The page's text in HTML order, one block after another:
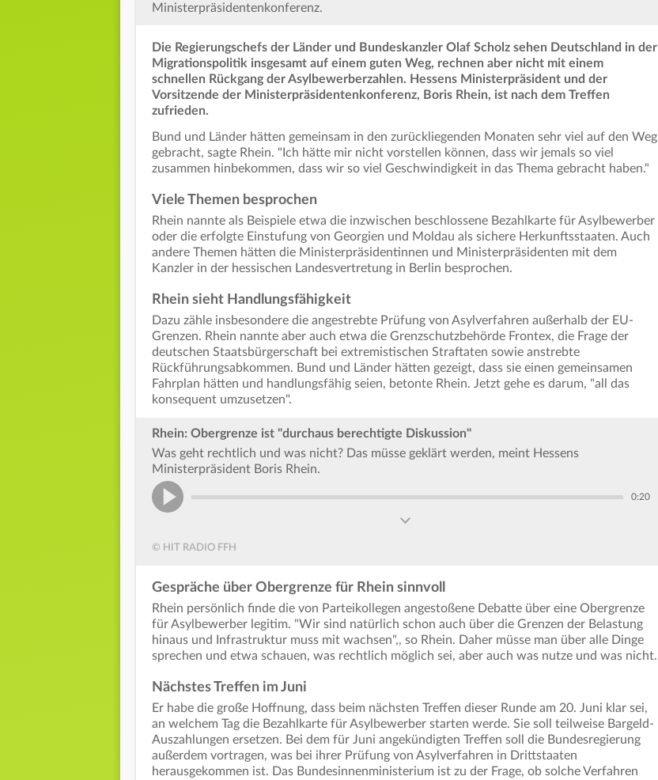
Ministerpräsidentenkonferenz.
Die Regierungschefs der Länder und Bundeskanzler Olaf Scholz sehen Deutschland in der
Migrationspolitik insgesamt auf einem guten Weg, rechnen aber nicht mit einem
schnellen Rückgang der Asylbewerberzahlen. Hessens Ministerpräsident und der
Vorsitzende der Ministerpräsidentenkonferenz, Boris Rhein, ist nach dem Treffen
zufrieden.
Bund und Länder hätten gemeinsam in den zurückliegenden Monaten sehr viel auf den Weg
gebracht, sagte Rhein. "Ich hätte mir nicht vorstellen können, dass wir jemals so viel
zusammen hinbekommen, dass wir so viel Geschwindigkeit in das Thema gebracht haben."
Viele Themen besprochen
Rhein nannte als Beispiele etwa die inzwischen beschlossene Bezahlkarte für Asylbewerber
oder die erfolgte Einstufung von Georgien und Moldau als sichere Herkunftsstaaten. Auch
andere Themen hätten die Ministerpräsidentinnen und Ministerpräsidenten mit dem
Kanzler in der hessischen Landesvertretung in Berlin besprochen.
Rhein sieht Handlungsfähigkeit
Dazu zähle insbesondere die angestrebte Prüfung von Asylverfahren außerhalb der EU-
Grenzen. Rhein nannte aber auch etwa die Grenzschutzbehörde Frontex, die Frage der
deutschen Staatsbürgerschaft bei extremistischen Straftaten sowie anstrebte
Rückführungsabkommen. Bund und Länder hätten gezeigt, dass sie einen gemeinsamen
Fahrplan hätten und handlungsfähig seien, betonte Rhein. Jetzt gehe es darum, "all das
konsequent umzusetzen".
Rhein: Obergrenze ist "durchaus berechtigte Diskussion"
Was geht rechtlich und was nicht? Das müsse geklärt werden, meint Hessens
Ministerpräsident Boris Rhein.
0:20
© HIT RADIO FFH
Gespräche über Obergrenze für Rhein sinnvoll
Rhein persönlich finde die von Parteikollegen angestoßene Debatte über eine Obergrenze
für Asylbewerber legitim. "Wir sind natürlich schon auch über die Grenzen der Belastung
hinaus und Infrastruktur muss mit wachsen",, so Rhein. Daher müsse man über alle Dinge
sprechen und etwa schauen, was rechtlich möglich sei, aber auch was nutze und was nicht.
Nächstes Treffen im Juni
Er habe die große Hoffnung, dass beim nächsten Treffen dieser Runde am 20. Juni klar sei,
an welchem Tag die Bezahlkarte für Asylbewerber starten werde. Sie soll teilweise Bargeld-
Auszahlungen ersetzen. Bei dem für Juni angekündigten Treffen soll die Bundesregierung
außerdem vortragen, was bei ihrer Prüfung von Asylverfahren in Drittstaaten
herausgekommen ist. Das Bundesinnenministerium ist zu der Frage, ob solche Verfahren